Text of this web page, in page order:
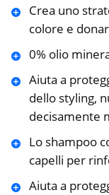
Crea uno
colore e
0% olio
Aiuta a
dello styling,
decisamente
Lo shampoo
capelli per
Aiuta a